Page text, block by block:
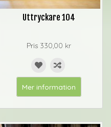
Uttryckare 104
Pris 330,00 kr
Mer information